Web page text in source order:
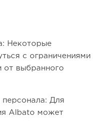
Некоторые
с ограничениями
от выбранного
Для
Albato может